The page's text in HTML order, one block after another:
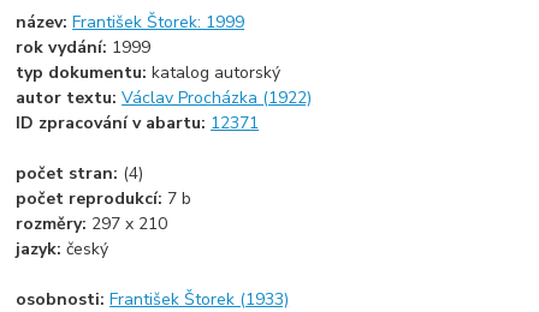
název:František Štorek: 1999
rok vydání: 1999
typ dokumentu:katalog autorský
autor textu:Václav Procházka (1922)
ID zpracování v abartu: 12371
počet stran: (4)
počet reprodukcí: 7 b
rozměry: 297 x 210
jazyk:český
osobnosti:František Štorek (1933)